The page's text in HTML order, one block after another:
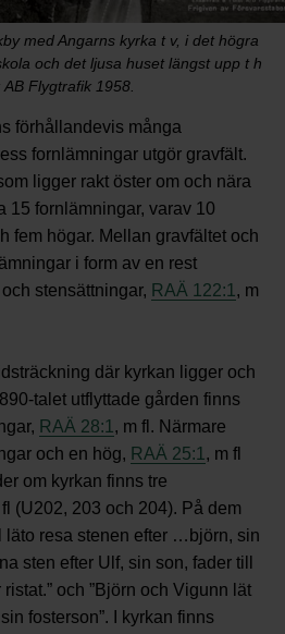
med Angarns kyrka t v, i det högra
och det ljusa huset längst upp t h
Flygtrafik 1958.
förhållandevis många
fornlämningar utgör gravfält.
ligger rakt öster om och nära
15 fornlämningar, varav 10
fem högar. Mellan gravfältet och
i form av en rest
stensättningar, RAÄ 122:1 , m
där kyrkan ligger och
talet utflyttade gården finns
RAÄ 28:1 , m fl. Närmare
och en hög, RAÄ 25:1 , m fl
om kyrkan finns tre
fl (U202, 203 och 204). På dem
läto resa stenen efter …björn, sin
sten efter Ulf, sin son, fader till
och ”Björn och Vigunn lät
fosterson”. I kyrkan finns